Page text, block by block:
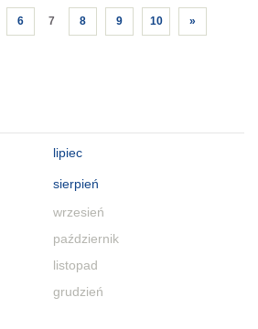
lipiec
sierpień
wrzesień
październik
listopad
grudzień
6 7 8 9 10 »